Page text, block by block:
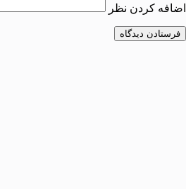
اضافه کردن نظر
فرستادن دیدگاه